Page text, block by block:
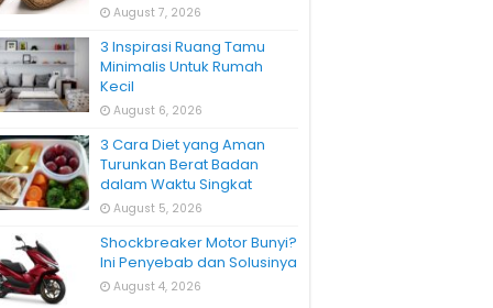
August 7, 2026
3 Inspirasi Ruang Tamu
Minimalis Untuk Rumah
Kecil
August 6, 2026
3 Cara Diet yang Aman
Turunkan Berat Badan
dalam Waktu Singkat
August 5, 2026
Shockbreaker Motor Bunyi?
Ini Penyebab dan Solusinya
August 4, 2026